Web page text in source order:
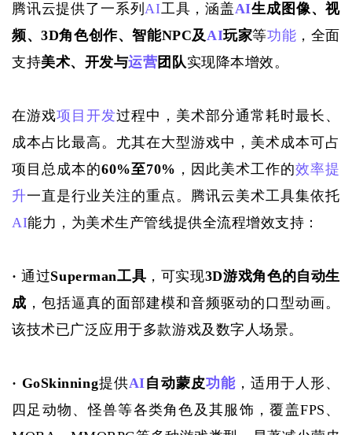
腾讯云提供了一系列AI工具，涵盖AI生成图像、视
频、3D角色创作、智能NPC及AI玩家等功能 ，全面
支持美术、开发与运营团队实现降本增效。
在游戏项目开发过程中，美术部分通常耗时最长、
成本占比最高。尤其在大型游戏中，美术成本可占
项目总成本的60%至70% ，因此美术工作的效率提
升一直是行业关注的重点。腾讯云美术工具集依托
AI能力，为美术生产管线提供全流程增效支持：
· 通过Superman工具 ，可实现3D游戏角色的自动生
成 ，包括逼真的面部建模和音频驱动的口型动画。
该技术已广泛应用于多款游戏及数字人场景。
· GoSkinning提供AI自动蒙皮功能，适用于人形、
四足动物、怪兽等各类角色及其服饰，覆盖FPS、